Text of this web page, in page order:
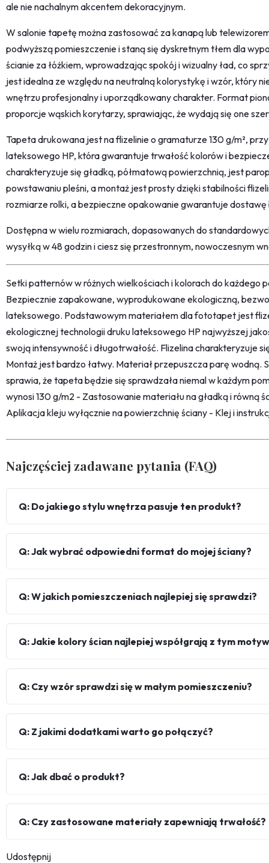
ale nie nachalnym akcentem dekoracyjnym.
W salonie tapetę można zastosować za kanapą lub
podwyższą pomieszczenie i staną się dyskretnym tłem dla
ścianie za łóżkiem, wprowadzając spokój i wizualny ład, co
jest idealna ze względu na neutralną kolorystykę i wzór, który
wnętrzu profesjonalny i uporządkowany charakter. Format
proporcje wąskich korytarzy, sprawiając, że wydają się one
Tapeta drukowana jest na flizelinie o gramaturze 130 g/m²,
lateksowego HP, która gwarantuje trwałość kolorów i
charakteryzuje się gładką, półmatową powierzchnią, jest
powstawaniu pleśni, a montaż jest prosty dzięki stabilności
rozmiarze rolki, a bezpieczne opakowanie gwarantuje
Dostępna w wielu rozmiarach, dopasowanych do
wysyłką w 48 godzin i ciesz się przestronnym, nowoczesnym
Setki patternów w różnych wielkościach i kolorach do każdego
Bezpiecznie zapakowane, wyprodukowane ekologiczną,
lateksowego. Podstawowym materiałem dla fototapet jest
ekologicznej technologii druku lateksowego HP najwyższej
swoją intensywność i długotrwałość. Flizelina charakteryzuje
Montaż jest bardzo łatwy. Materiał przepuszcza parę wodną.
sprawia, że tapeta będzie się sprawdzała niemal w każdym
wynosi 130 g/m2 - Zastosowanie materiału na gładką i równą
Aplikacja kleju wyłącznie na powierzchnię ściany - Klej i
Najczęściej zadawane pytania (FAQ)
Q: Do jakiego stylu wnętrza pasuje ten produkt?
Q: Jak wybrać odpowiedni format do mojej ściany?
Q: W jakich pomieszczeniach najlepiej się sprawdzi?
Q: Jakie kolory ścian najlepiej współgrają z tym
Q: Czy wzór sprawdzi się w małym pomieszczeniu?
Q: Z jakimi dodatkami warto go połączyć?
Q: Jak dbać o produkt?
Q: Czy zastosowane materiały zapewniają trwałość?
Udostępnij